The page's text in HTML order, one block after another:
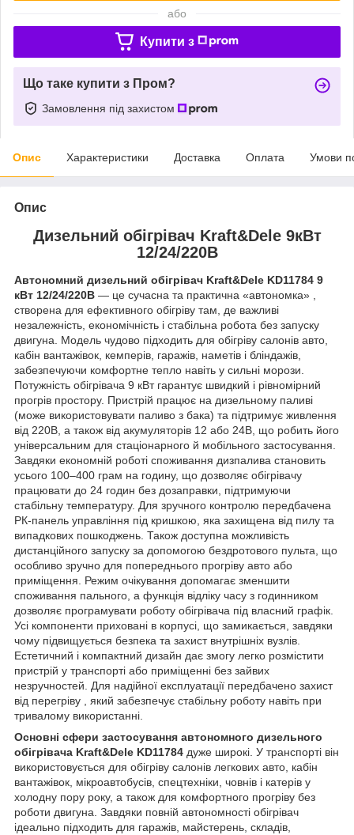
або
Купити з
Що таке купити з Пром?
Замовлення під захистом
Опис Характеристики Доставка Оплата Умови
Опис
Дизельний обігрівач Kraft&Dele 9кВт
12/24/220В
Автономний дизельний обігрівач Kraft&Dele KD11784 9
кВт 12/24/220В — це сучасна та практична «автономка» ,
створена для ефективного обігріву там, де важливі
незалежність, економічність і стабільна робота без запуску
двигуна. Модель чудово підходить для обігріву салонів авто,
кабін вантажівок, кемперів, гаражів, наметів і бліндажів,
забезпечуючи комфортне тепло навіть у сильні морози.
Потужність обігрівача 9 кВт гарантує швидкий і рівномірний
прогрів простору. Пристрій працює на дизельному паливі
(може використовувати паливо з бака) та підтримує живлення
від 220В, а також від акумуляторів 12 або 24В, що робить його
універсальним для стаціонарного й мобільного застосування.
Завдяки економній роботі споживання дизпалива становить
усього 100–400 грам на годину, що дозволяє обігрівачу
працювати до 24 годин без дозаправки, підтримуючи
стабільну температуру. Для зручного контролю передбачена
РК-панель управління під кришкою, яка захищена від пилу та
випадкових пошкоджень. Також доступна можливість
дистанційного запуску за допомогою бездротового пульта, що
особливо зручно для попереднього прогріву авто або
приміщення. Режим очікування допомагає зменшити
споживання пального, а функція відліку часу з годинником
дозволяє програмувати роботу обігрівача під власний графік.
Усі компоненти приховані в корпусі, що замикається, завдяки
чому підвищується безпека та захист внутрішніх вузлів.
Естетичний і компактний дизайн дає змогу легко розмістити
пристрій у транспорті або приміщенні без зайвих
незручностей. Для надійної експлуатації передбачено захист
від перегріву , який забезпечує стабільну роботу навіть при
тривалому використанні.
Основні сфери застосування автономного дизельного
обігрівача Kraft&Dele KD11784 дуже широкі. У транспорті він
використовується для обігріву салонів легкових авто, кабін
вантажівок, мікроавтобусів, спецтехніки, човнів і катерів у
холодну пору року, а також для комфортного прогріву без
роботи двигуна. Завдяки повній автономності обігрівач
ідеально підходить для гаражів, майстерень, складів,